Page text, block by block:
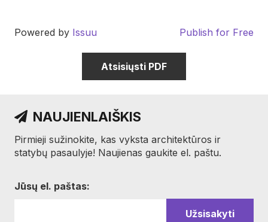
Powered by Issuu Publish for Free
Atsisiųsti PDF
NAUJIENLAIŠKIS
Pirmieji sužinokite, kas vyksta architektūros ir
statybų pasaulyje! Naujienas gaukite el. paštu.
Jūsų el. paštas: